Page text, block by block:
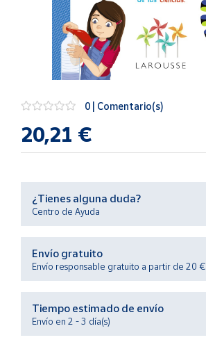
Nuestros
vendedores
novedades
de Correos
Market
Ayuda
Centro
de ayuda
Contacto
0 | Comentario(s)
20,21 €
¿Tienes alguna duda?
Centro de Ayuda
Envío gratuito
Envío responsable gratuito a partir de 20 €
Tiempo estimado de envío
Envío en 2 - 3 día(s)